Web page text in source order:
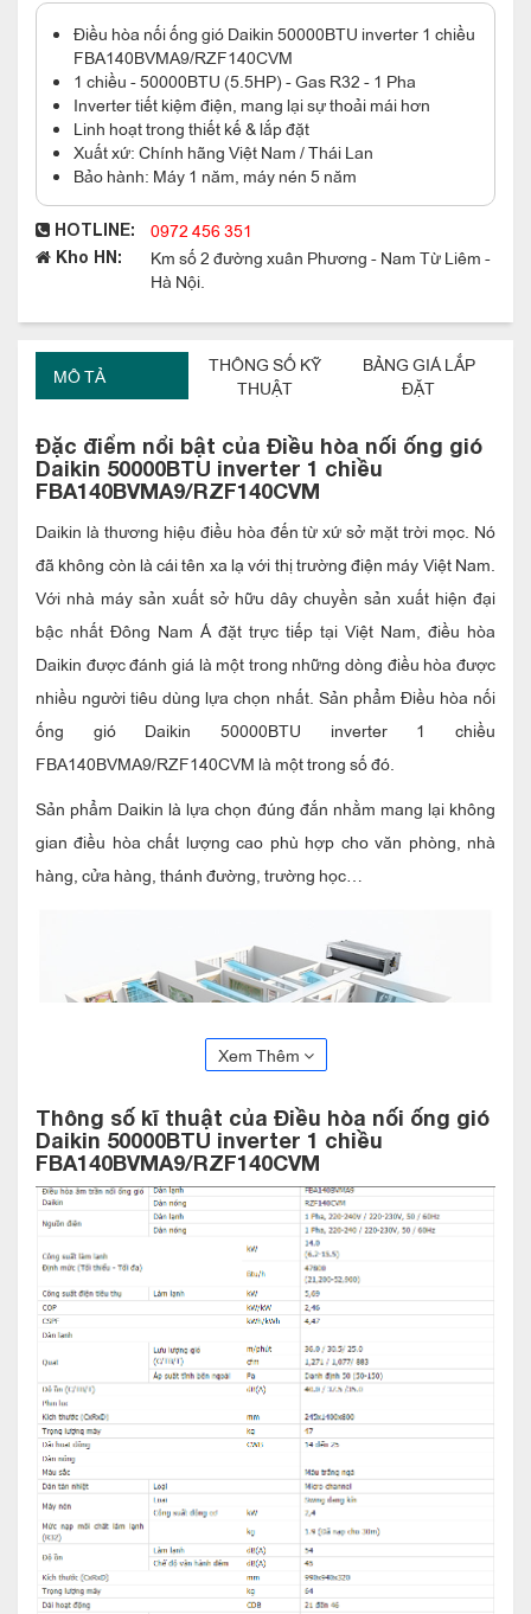
Điều hòa nối ống gió Daikin 50000BTU inverter 1 chiều
FBA140BVMA9/RZF140CVM
1 chiều - 50000BTU (5.5HP) - Gas R32 - 1 Pha
Inverter tiết kiệm điện, mang lại sự thoải mái hơn
Linh hoạt trong thiết kế & lắp đặt
Xuất xứ: Chính hãng Việt Nam / Thái Lan
Bảo hành: Máy 1 năm, máy nén 5 năm
HOTLINE: 0972 456 351
Kho HN:
Km số 2 đường xuân Phương - Nam Từ Liêm -
Hà Nội.
MÔ TẢ
THÔNG SỐ KỸ
THUẬT
BẢNG GIÁ LẮP
ĐẶT
Đặc điểm nổi bật của Điều hòa nối ống gió
Daikin 50000BTU inverter 1 chiều
FBA140BVMA9/RZF140CVM
Daikin là thương hiệu điều hòa đến từ xứ sở mặt trời mọc. Nó
đã không còn là cái tên xa lạ với thị trường điện máy Việt Nam.
Với nhà máy sản xuất sở hữu dây chuyền sản xuất hiện đại
bậc nhất Đông Nam Á đặt trực tiếp tại Việt Nam, điều hòa
Daikin được đánh giá là một trong những dòng điều hòa được
nhiều người tiêu dùng lựa chọn nhất. Sản phẩm Điều hòa nối
ống gió Daikin 50000BTU inverter 1 chiều
FBA140BVMA9/RZF140CVM là một trong số đó.
Sản phẩm Daikin là lựa chọn đúng đắn nhằm mang lại không
gian điều hòa chất lượng cao phù hợp cho văn phòng, nhà
hàng, cửa hàng, thánh đường, trường học…
Loại 1 chiều lạnh
Điều hòa nối ống gió Daikin 50000BTU inverter 1 chiều
FBA140BVMA9/RZF140CVMđiều khiển từ xa (BRC4C65)
thuộc dòng điều hòa thương mại được sản xuất tại Thái Lan
trên dây chuyền hiện đại tiến tiến của Thái Lan.
năng cơ bản của tất cả các loại điều hòa được kinh doanh trên
thị trường. Loại 1 chiều lạnh cũng là lựa chọn của khoảng 90%
khách hàng khi quyết định mua điều hòa. Ưu thế là giá rẻ hơn
Xem Thêm
Thông số kĩ thuật của Điều hòa nối ống gió
Daikin 50000BTU inverter 1 chiều
FBA140BVMA9/RZF140CVM